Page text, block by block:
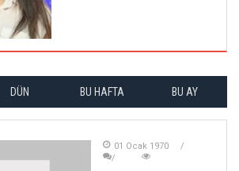
DÜN BU HAFTA BU AY
01 Ocak 1970